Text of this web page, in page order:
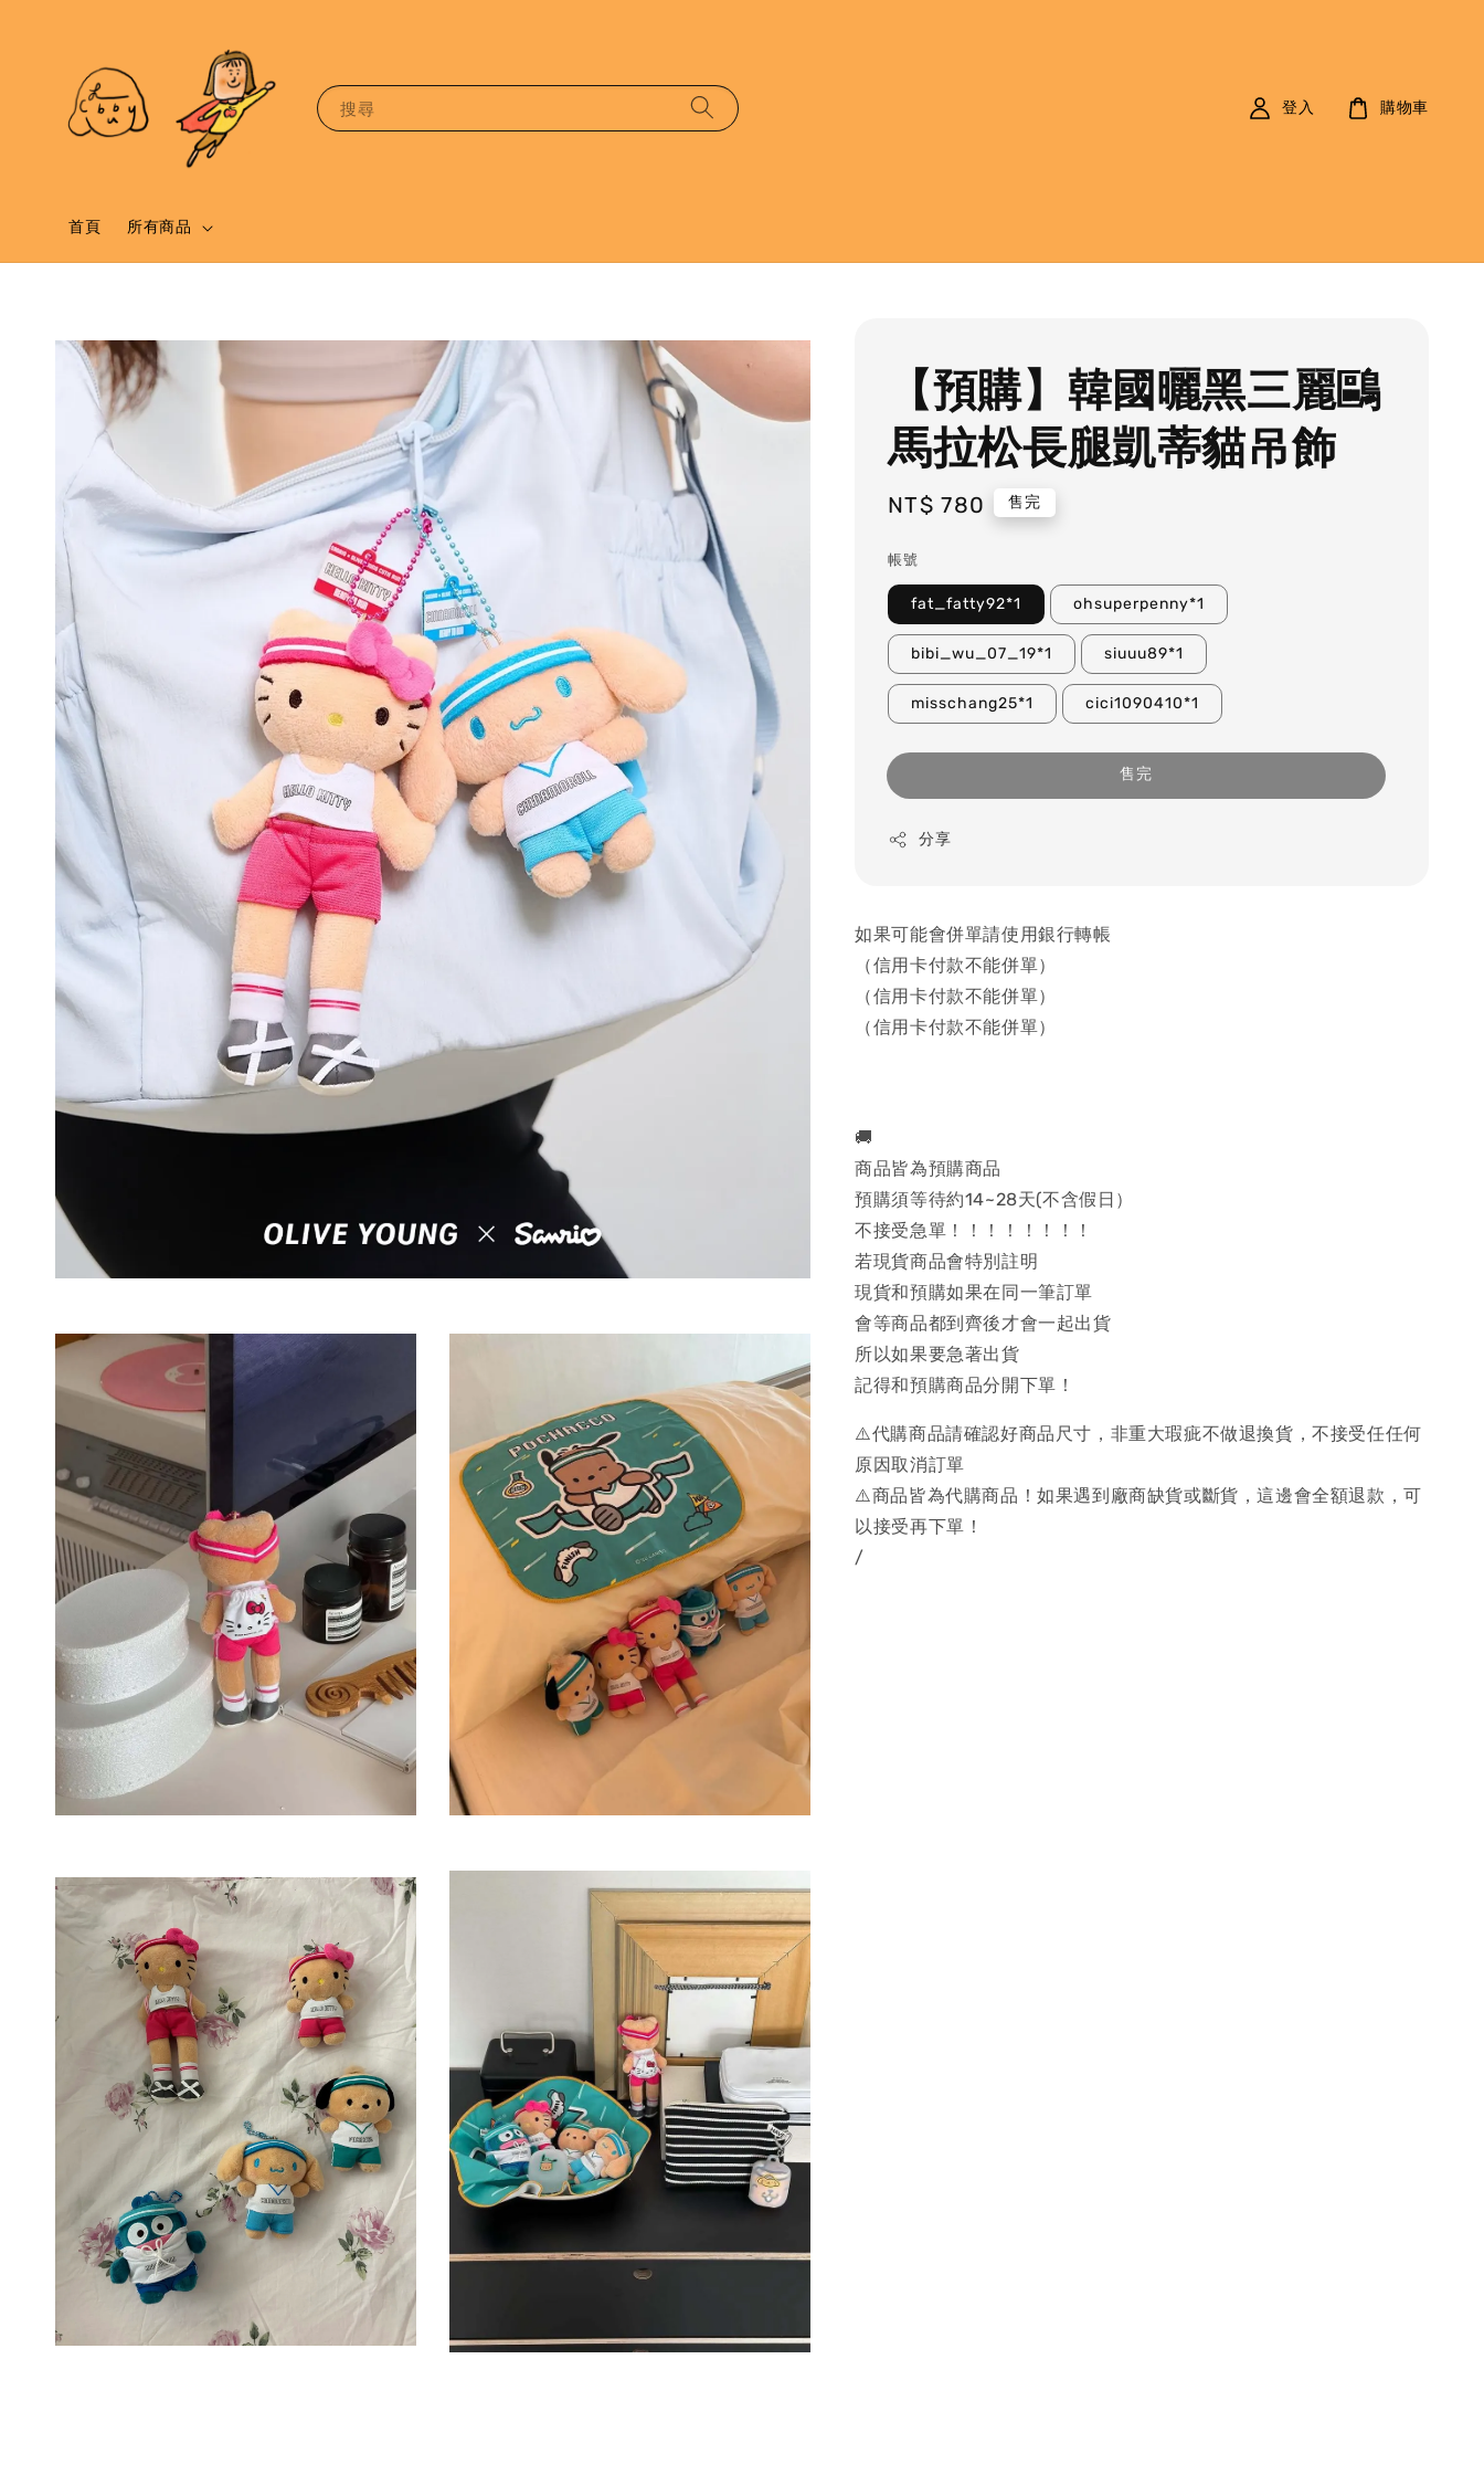
搜尋
首頁 所有商品
登入 購物車
【預購】韓國曬黑三麗鷗
馬拉松長腿凱蒂貓吊飾
Regular
NT$ 780 售完
帳號
fat_fatty92*1 ohsuperpenny*1
bibi_wu_07_19*1 siuuu89*1
misschang25*1 cici1090410*1
售完
分享
如果可能會併單請使用銀行轉帳
（信用卡付款不能併單）
（信用卡付款不能併單）
（信用卡付款不能併單）
🚚
商品皆為預購商品
預購須等待約14~28天(不含假日）
不接受急單！！！！！！！！
若現貨商品會特別註明
現貨和預購如果在同一筆訂單
會等商品都到齊後才會一起出貨
所以如果要急著出貨
記得和預購商品分開下單！
⚠️代購商品請確認好商品尺寸，非重大瑕疵不做退換貨，不接受任任何
原因取消訂單
⚠️商品皆為代購商品！如果遇到廠商缺貨或斷貨，這邊會全額退款，可
以接受再下單！
/